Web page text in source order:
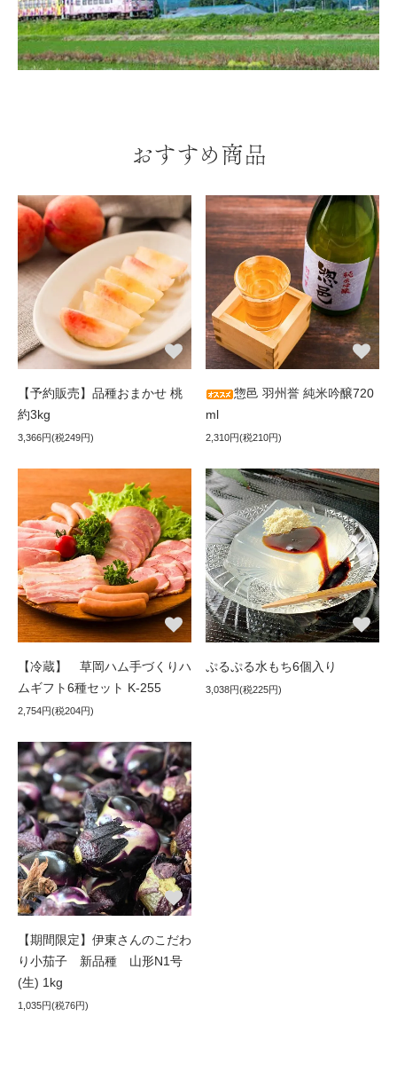
おすすめ商品
【予約販売】品種おまかせ 桃
約3kg
3,366円(税249円)
惣邑 羽州誉 純米吟醸720
ml
2,310円(税210円)
【冷蔵】 草岡ハム手づくりハ
ムギフト6種セット K-255
2,754円(税204円)
ぷるぷる水もち6個入り
3,038円(税225円)
【期間限定】伊東さんのこだわ
り小茄子 新品種 山形N1号
(生) 1kg
1,035円(税76円)